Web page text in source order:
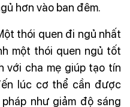
hơn vào ban đêm.
thói quen đi ngủ nhất
một thói quen ngủ tốt
với cha mẹ giúp tạo tín
lúc cơ thể cần được
như giảm độ sáng